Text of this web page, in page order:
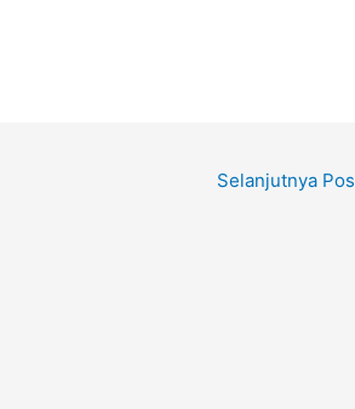
Selanjutnya Pos